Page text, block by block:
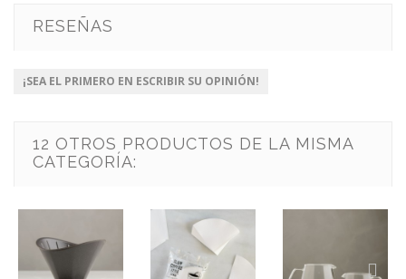
RESEÑAS
¡SEA EL PRIMERO EN ESCRIBIR SU OPINIÓN!
12 OTROS PRODUCTOS DE LA MISMA
CATEGORÍA: